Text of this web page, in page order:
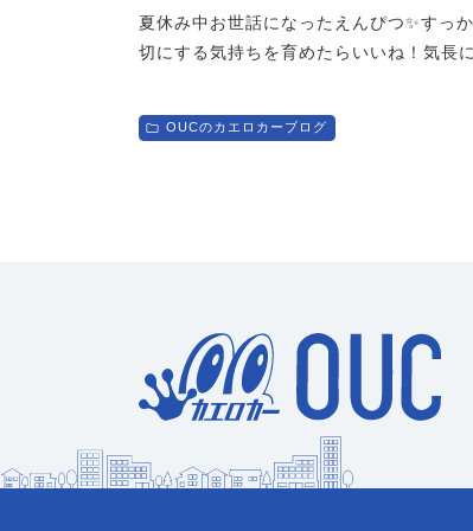
夏休み中お世話になったえんぴつ✨すっ
切にする気持ちを育めたらいいね！気長
OUCのカエロカーブログ